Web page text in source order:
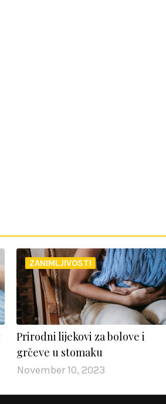
ZANIMLJIVOSTI
Prirodni lijekovi za bolove i
grčeve u stomaku
November 10, 2023